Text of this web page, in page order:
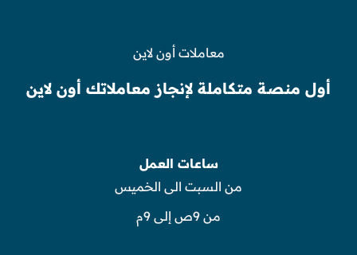
معاملات أون لاين
أول منصة متكاملة لإنجاز معاملاتك أون لاين
ساعات العمل
من السبت الى الخميس
من 9ص إلى 9م